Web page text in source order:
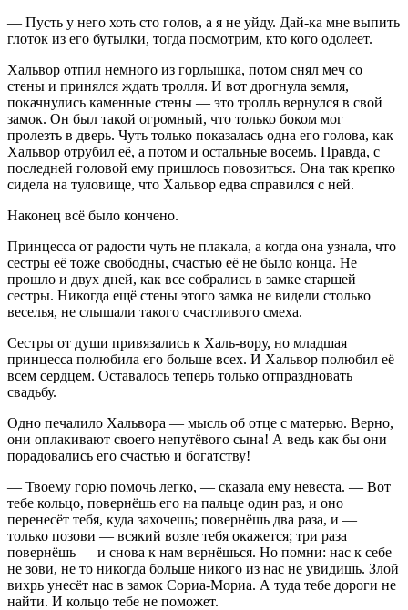
— Пусть у него хоть сто голов, а я не уйду. Дай-ка мне выпить
глоток из его бутылки, тогда посмотрим, кто кого одолеет.
Хальвор отпил немного из горлышка, потом снял меч со
стены и принялся ждать тролля. И вот дрогнула земля,
покачнулись каменные стены — это тролль вернулся в свой
замок. Он был такой огромный, что только боком мог
пролезть в дверь. Чуть только показалась одна его голова, как
Хальвор отрубил её, а потом и остальные восемь. Правда, с
последней головой ему пришлось повозиться. Она так крепко
сидела на туловище, что Хальвор едва справился с ней.
Наконец всё было кончено.
Принцесса от радости чуть не плакала, а когда она узнала, что
сестры её тоже свободны, счастью её не было конца. Не
прошло и двух дней, как все собрались в замке старшей
сестры. Никогда ещё стены этого замка не видели столько
веселья, не слышали такого счастливого смеха.
Сестры от души привязались к Халь-вору, но младшая
принцесса полюбила его больше всех. И Хальвор полюбил её
всем сердцем. Оставалось теперь только отпраздновать
свадьбу.
Одно печалило Хальвора — мысль об отце с матерью. Верно,
они оплакивают своего непутёвого сына! А ведь как бы они
порадовались его счастью и богатству!
— Твоему горю помочь легко, — сказала ему невеста. — Вот
тебе кольцо, повернёшь его на пальце один раз, и оно
перенесёт тебя, куда захочешь; повернёшь два раза, и —
только позови — всякий возле тебя окажется; три раза
повернёшь — и снова к нам вернёшься. Но помни: нас к себе
не зови, не то никогда больше никого из нас не увидишь. Злой
вихрь унесёт нас в замок Сориа-Мориа. А туда тебе дороги не
найти. И кольцо тебе не поможет.